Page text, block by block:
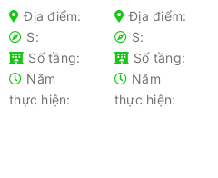
phổ biến-
Kiến thức
không
thể bỏ lỡ
Địa điểm:
S:
Số tầng:
Năm
thực hiện:
tiết cho
gia chủ
Địa điểm:
S:
Số tầng:
Năm
thực hiện: